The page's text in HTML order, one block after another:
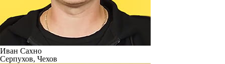
Иван Сахно
Серпухов, Чехов